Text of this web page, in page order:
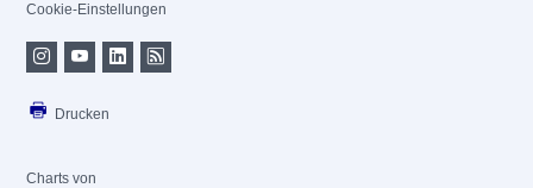
Cookie-Einstellungen
Drucken
Charts von